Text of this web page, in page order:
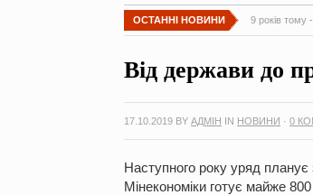
ОСТАННІ НОВИНИ 9 років тому -
Від держави до
17.10.2019 BY АДМІН IN НОВИНИ · 0
Наступного року уряд планує
Мінекономіки готує майже